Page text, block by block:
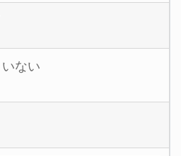
いない